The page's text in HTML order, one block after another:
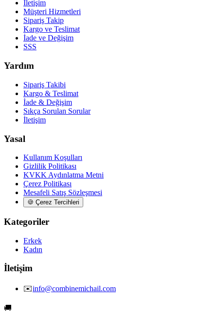
İletişim
Müşteri Hizmetleri
Sipariş Takip
Kargo ve Teslimat
İade ve Değişim
SSS
Yardım
Sipariş Takibi
Kargo & Teslimat
İade & Değişim
Sıkça Sorulan Sorular
İletişim
Yasal
Kullanım Koşulları
Gizlilik Politikası
KVKK Aydınlatma Metni
Çerez Politikası
Mesafeli Satış Sözleşmesi
🍪 Çerez Tercihleri
Kategoriler
Erkek
Kadın
İletişim
✉️info@combinemichail.com
🚚